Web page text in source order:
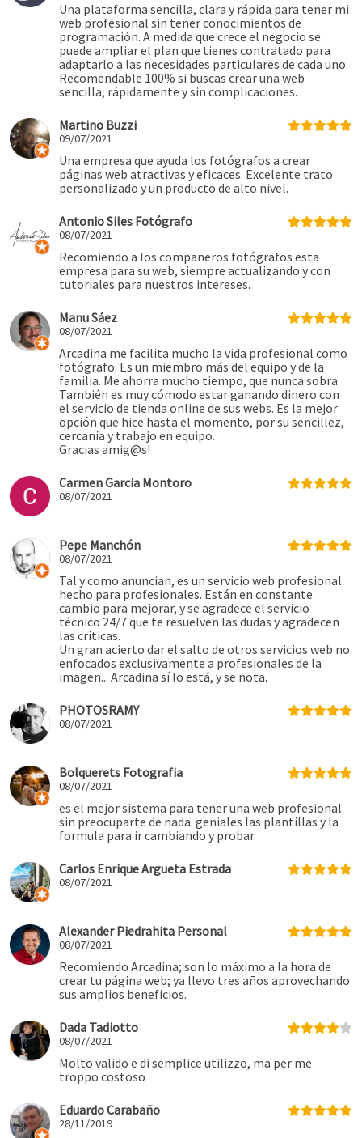
Una plataforma sencilla, clara y rápida para tener mi
web profesional sin tener conocimientos de
programación. A medida que crece el negocio se
puede ampliar el plan que tienes contratado para
adaptarlo a las necesidades particulares de cada uno.
Recomendable 100% si buscas crear una web
sencilla, rápidamente y sin complicaciones.
Martino Buzzi
09/07/2021
Una empresa que ayuda los fotógrafos a crear
páginas web atractivas y eficaces. Excelente trato
personalizado y un producto de alto nivel.
Antonio Siles Fotógrafo
08/07/2021
Recomiendo a los compañeros fotógrafos esta
empresa para su web, siempre actualizando y con
tutoriales para nuestros intereses.
Manu Sáez
08/07/2021
Arcadina me facilita mucho la vida profesional como
fotógrafo. Es un miembro más del equipo y de la
familia. Me ahorra mucho tiempo, que nunca sobra.
También es muy cómodo estar ganando dinero con
el servicio de tienda online de sus webs. Es la mejor
opción que hice hasta el momento, por su sencillez,
cercanía y trabajo en equipo.
Gracias amig@s!
Carmen Garcia Montoro
08/07/2021
Pepe Manchón
08/07/2021
Tal y como anuncian, es un servicio web profesional
hecho para profesionales. Están en constante
cambio para mejorar, y se agradece el servicio
técnico 24/7 que te resuelven las dudas y agradecen
las críticas.
Un gran acierto dar el salto de otros servicios web no
enfocados exclusivamente a profesionales de la
imagen... Arcadina sí lo está, y se nota.
PHOTOSRAMY
08/07/2021
Bolquerets Fotografia
08/07/2021
es el mejor sistema para tener una web profesional
sin preocuparte de nada. geniales las plantillas y la
formula para ir cambiando y probar.
Carlos Enrique Argueta Estrada
08/07/2021
Alexander Piedrahita Personal
08/07/2021
Recomiendo Arcadina; son lo máximo a la hora de
crear tu página web; ya llevo tres años aprovechando
sus amplios beneficios.
Dada Tadiotto
08/07/2021
Molto valido e di semplice utilizzo, ma per me
troppo costoso
Eduardo Carabaño
28/11/2019